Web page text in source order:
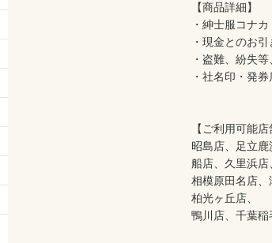
【商品詳細】
・紳士服コナ
・現金とのお
・盗難、紛失
・社名印・発
【ご利用可能
昭島店、足立
船店、久里浜店
相模原田名店、
柏光ヶ丘店、
鴨川店、千葉